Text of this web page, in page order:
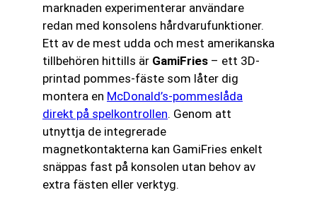
marknaden experimenterar användare
redan med konsolens hårdvarufunktioner.
Ett av de mest udda och mest amerikanska
tillbehören hittills är GamiFries – ett 3D-
printad pommes-fäste som låter dig
montera en McDonald’s-pommeslåda
direkt på spelkontrollen. Genom att
utnyttja de integrerade
magnetkontakterna kan GamiFries enkelt
snäppas fast på konsolen utan behov av
extra fästen eller verktyg.